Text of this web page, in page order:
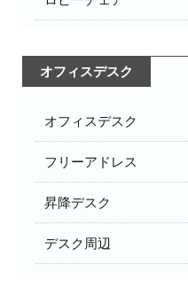
オフィスデスク
オフィスデスク
フリーアドレス
昇降デスク
デスク周辺